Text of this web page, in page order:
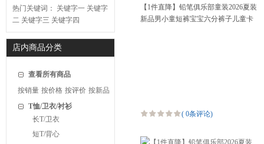
热门关键词： 关键字一 关键字
二 关键字三 关键字四
店内商品分类
查看所有商品
按销量 按价格 按评价 按新品
T恤/卫衣/衬衫
长T/卫衣
短T/背心
【1件直降】铅笔俱乐部童装2026夏装
新品男小童短裤宝宝六分裤子儿童卡
( 0条评论)